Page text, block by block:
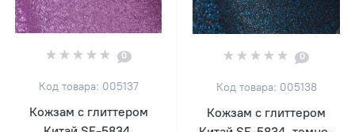
0
Код товара: 005137
Кожзам с глиттером
0
Код товара: 005138
Кожзам с глиттером